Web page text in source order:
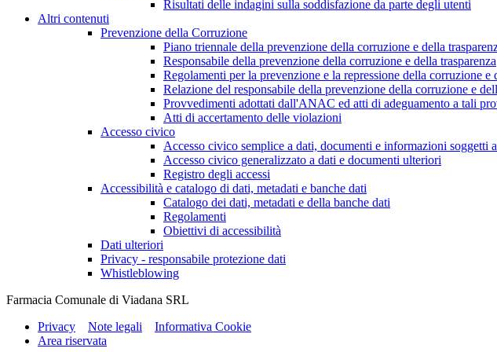
Risultati delle indagini sulla soddisfazione da parte degli utenti
Altri contenuti
Prevenzione della Corruzione
Piano triennale della prevenzione della corruzione e della
Responsabile della prevenzione della corruzione e della trasparenza
Regolamenti per la prevenzione e la repressione della corruzione e
Relazione del responsabile della prevenzione della corruzione e
Provvedimenti adottati dall'ANAC ed atti di adeguamento a tali
Atti di accertamento delle violazioni
Accesso civico
Accesso civico semplice a dati, documenti e informazioni soggetti
Accesso civico generalizzato a dati e documenti ulteriori
Registro degli accessi
Accessibilità e catalogo di dati, metadati e banche dati
Catalogo dei dati, metadati e della banche dati
Regolamenti
Obiettivi di accessibilità
Dati ulteriori
Privacy - responsabile protezione dati
Whistleblowing
Farmacia Comunale di Viadana SRL
Privacy
Note legali
Informativa Cookie
Area riservata